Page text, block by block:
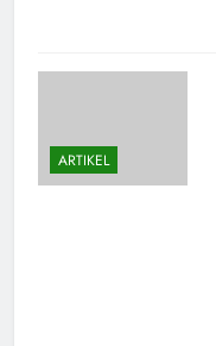
ARTIKEL